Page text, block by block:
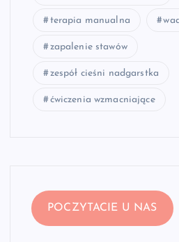
terapia manualna
zapalenie stawów
zespół cieśni nadgarstka
ćwiczenia wzmacniające
POCZYTACIE U NAS